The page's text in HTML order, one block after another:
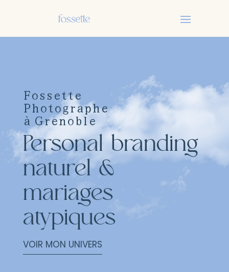
Fossette
Photographe
à Grenoble
Personal branding
naturel &
mariages
atypiques
VOIR MON UNIVERS